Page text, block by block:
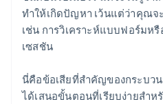
ทำให้เกิดปัญหา เว้นแต่ว่าคุณจ
เช่น การวิเคราะห์แบบฟอร์มห
เซสชัน
นี่คือข้อเสียที่สำคัญของกระบว
ได้เสนอขั้นตอนที่เรียบง่ายสำห